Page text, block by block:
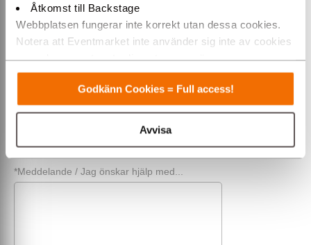
Åtkomst till Backstage
Webbplatsen fungerar inte korrekt utan dessa cookies.
Notera att Eventmarket inte använder sig inte av cookies
som placeras ut av tredjepartsannonsörer.
Varmt välkommen till Eventmarket!
Godkänn Cookies = Full access!
Avvisa
Telefon
*Meddelande / Jag önskar hjälp med...